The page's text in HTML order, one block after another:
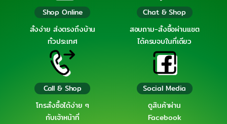
Shop Online
สั่งง่าย ส่งตรงถึงบ้าน
ทั่วประเทศ
Chat & Shop
สอบถาม-สั่งซื้อผ่านแชต
ได้ครบจบในที่เดียว
Call & Shop
โทรสั่งซื้อได้ง่าย ๆ
กับเจ้าหน้าที่
Social Media
ดูสินค้าผ่าน
Facebook